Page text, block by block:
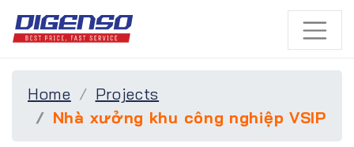
Home
Projects
Nhà xưởng khu công nghiệp VSIP